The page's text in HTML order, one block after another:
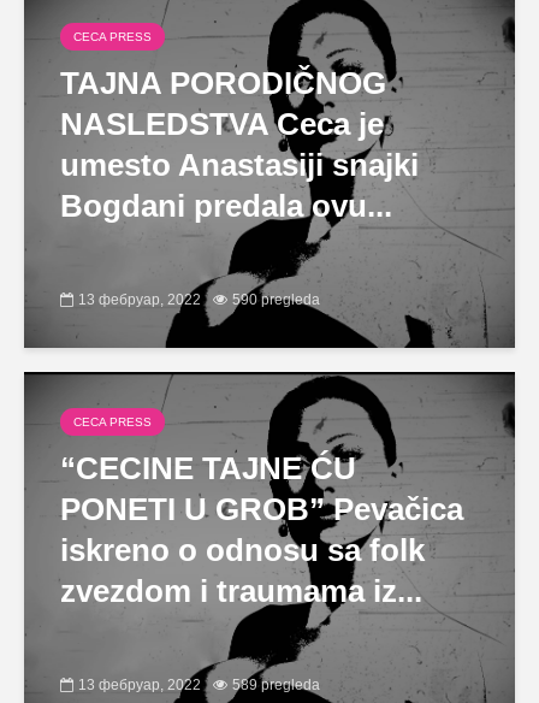
CECA PRESS
TAJNA PORODIČNOG
NASLEDSTVA Ceca je
umesto Anastasiji snajki
Bogdani predala ovu...
13 фебруар, 2022 590 pregleda
CECA PRESS
“CECINE TAJNE ĆU
PONETI U GROB” Pevačica
iskreno o odnosu sa folk
zvezdom i traumama iz...
13 фебруар, 2022 589 pregleda